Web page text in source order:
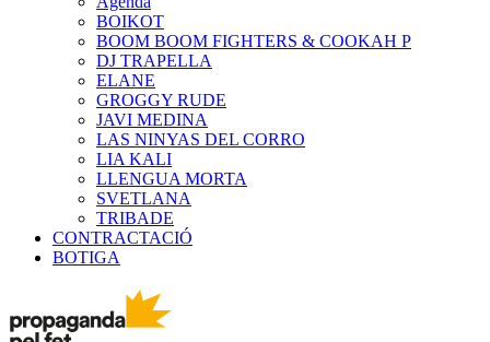
BOIKOT
BOOM BOOM FIGHTERS & COOKAH P
DJ TRAPELLA
ELANE
GROGGY RUDE
JAVI MEDINA
LAS NINYAS DEL CORRO
LIA KALI
LLENGUA MORTA
SVETLANA
TRIBADE
CONTRACTACIÓ
BOTIGA